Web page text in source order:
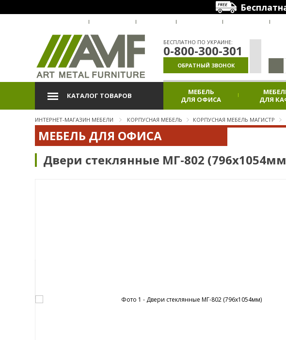
БЕСПЛАТНО ПО УКРАИНЕ:
0-800-300-301
ОБРАТНЫЙ ЗВОНОК
КАТАЛОГ ТОВАРОВ
МЕБЕЛЬ
ДЛЯ ОФИСА
ДЛЯ
ИНТЕРНЕТ-МАГАЗИН МЕБЕЛИ КОРПУСНАЯ МЕБЕЛЬ КОРПУСНАЯ МЕБЕЛЬ МАГИСТР
МЕБЕЛЬ ДЛЯ ОФИСА
Двери стеклянные МГ-802